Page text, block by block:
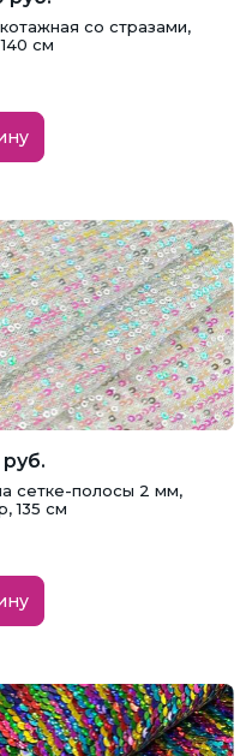
со стразами,
см
сетке-полосы 2 мм,
135 см